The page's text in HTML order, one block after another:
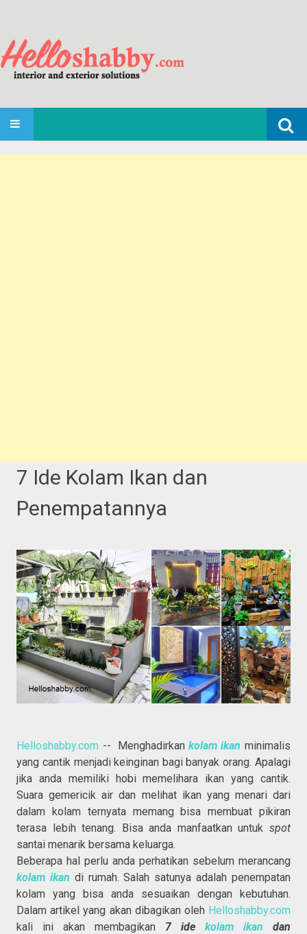
Search
for:
SKIP TO CONTENT
7 Ide Kolam Ikan dan
Penempatannya
Helloshabby.com -- Menghadirkankolam ikan minimalis
yang cantik menjadi keinginan bagi banyak orang. Apalagi
jika anda memiliki hobi memelihara ikan yang cantik.
Suara gemericik air dan melihat ikan yang menari dari
dalam kolam ternyata memang bisa membuat pikiran
terasa lebih tenang. Bisa anda manfaatkan untuk spot
santai menarik bersama keluarga.
Beberapa hal perlu anda perhatikan sebelum merancang
kolam ikan di rumah. Salah satunya adalah penempatan
kolam yang bisa anda sesuaikan dengan kebutuhan.
Dalam artikel yang akan dibagikan oleh Helloshabby.com
kali ini akan membagikan 7 ide kolam ikan dan